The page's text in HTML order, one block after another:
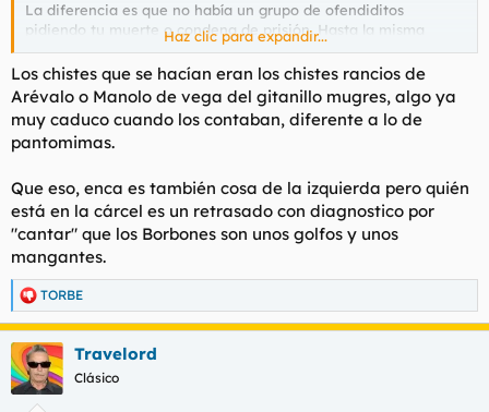
La diferencia es que no había un grupo de ofendiditos
pidiendo tu muerte o condena de prisión. Hasta la misma
Irene Villa cuando le preguntaron sobre los chistes que le
dedicaban en Twitter que qué opinaba dijo que le daba igual. Y
una corte de ofendidos le afeo que le dieran igual. Que dudo
que fuera insensible a ellos pero, ¿Por qué tienen unos pocos
que afirmar lo que está bien o está bien, rebajar los límites del
humor o, simplemente acotar la libertad expresión?
Todo esto subraya el que vivimos en una época de ofendidos
hipócritas que muchas veces no tienen relación directa con el
asunto, sintiendo mucha pena y dolor para, posteriormente,
soltar burradas mayores que las que critican.
Haz clic para expandir...
Los chistes que se hacían eran los chistes rancios de
Arévalo o Manolo de vega del gitanillo mugres, algo ya
muy caduco cuando los contaban, diferente a lo de
pantomimas.
Que eso, enca es también cosa de la izquierda pero quién
está en la cárcel es un retrasado con diagnostico por
"cantar" que los Borbones son unos golfos y unos
mangantes.
R
e
a
c
c
i
TORBE
Travelord
Clásico